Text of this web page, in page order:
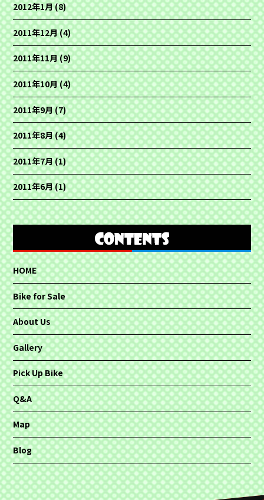
2012年1月(8)
2011年12月(4)
2011年11月(9)
2011年10月(4)
2011年9月(7)
2011年8月(4)
2011年7月(1)
2011年6月(1)
HOME
Bike for Sale
About Us
Gallery
Pick Up Bike
Q&A
Map
Blog